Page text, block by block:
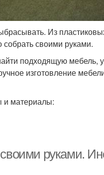
Из
своими руками.
подходящую мебель,
изготовление
и материалы:
руками.